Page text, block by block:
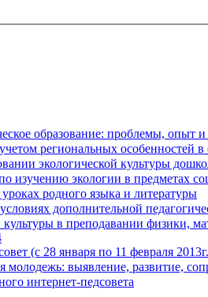
образование: проблемы, опыт
региональных особенностей
экологической культуры
изучению экологии в предметах
родного языка и литературы
дополнительной
в преподавании физики,
(с 28 января по 11 февраля
выявление, развитие,
интернет-педсовета